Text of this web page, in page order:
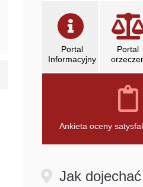
Portal
Informacyjny
otwiera się w
Portal
Ankieta oceny
Jak dojechać